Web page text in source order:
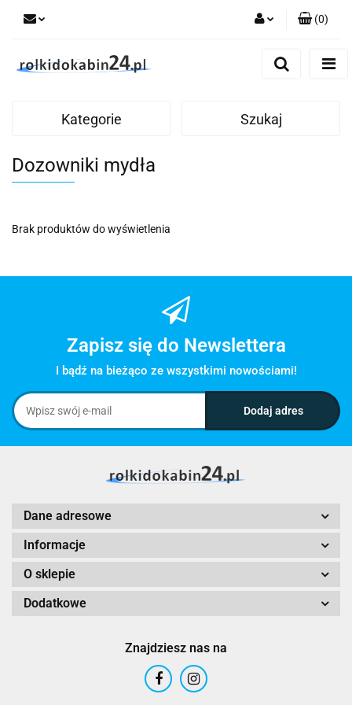
(0)
Kategorie Szukaj
Dozowniki mydła
Brak produktów do wyświetlenia
Zapisz się do Newslettera
I bądź na bieżąco ze wszystkimi nowościami!
Dane adresowe
Informacje
O sklepie
Dodatkowe
Znajdziesz nas na